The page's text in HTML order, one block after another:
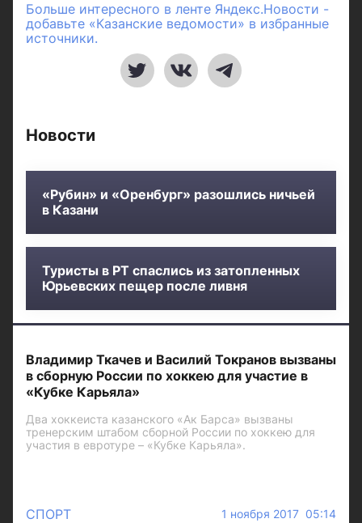
Больше интересного в ленте Яндекс.Новости -
добавьте «Казанские ведомости» в избранные
источники.
Новости
«Рубин» и «Оренбург» разошлись ничьей
в Казани
Туристы в РТ спаслись из затопленных
Юрьевских пещер после ливня
Владимир Ткачев и Василий Токранов вызваны
в сборную России по хоккею для участие в
«Кубке Карьяла»
Два хоккеиста казанского «Ак Барса» вызваны
тренерским штабом сборной России по хоккею для
участия в евротуре – «Кубке Карьяла».
СПОРТ 1 ноября 2017 05:14